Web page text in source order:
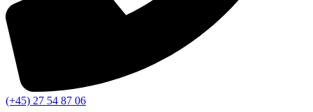
(+45) 27 54 87 06